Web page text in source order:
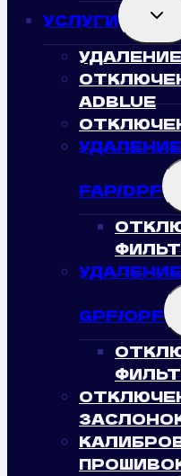
УСЛУГИ
ADBLUE
FAP/DPF
GPF/OPF